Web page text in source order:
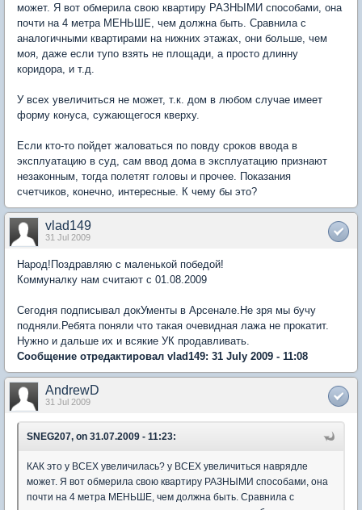
может. Я вот обмерила свою квартиру РАЗНЫМИ способами, она
почти на 4 метра МЕНЬШЕ, чем должна быть. Сравнила с
аналогичными квартирами на нижних этажах, они больше, чем
моя, даже если тупо взять не площади, а просто длинну
коридора, и т.д.
У всех увеличиться не может, т.к. дом в любом случае имеет
форму конуса, сужающегося кверху.
Если кто-то пойдет жаловаться по повду сроков ввода в
эксплуатацию в суд, сам ввод дома в эксплуатацию признают
незаконным, тогда полетят головы и прочее. Показания
счетчиков, конечно, интересные. К чему бы это?
vlad149
31 Jul 2009
Народ!Поздравляю с маленькой победой!
Коммуналку нам считают с 01.08.2009
Сегодня подписывал докУменты в Арсенале.Не зря мы бучу
подняли.Ребята поняли что такая очевидная лажа не прокатит.
Нужно и дальше их и всякие УК продавливать.
Сообщение отредактировал vlad149: 31 July 2009 - 11:08
AndrewD
31 Jul 2009
SNEG207, on 31.07.2009 - 11:23:
КАК это у ВСЕХ увеличилась? у ВСЕХ увеличиться наврядле
может. Я вот обмерила свою квартиру РАЗНЫМИ способами, она
почти на 4 метра МЕНЬШЕ, чем должна быть. Сравнила с